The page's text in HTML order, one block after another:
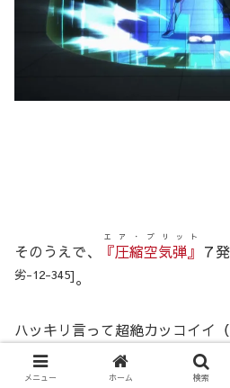
そのうえで、 『圧縮空気弾』
エア・ブリット
７
劣-12-345]。
ハッキリ言って超絶カッコイイ（
……って、あれ？ さっき展開し
メニュー ホーム 検索